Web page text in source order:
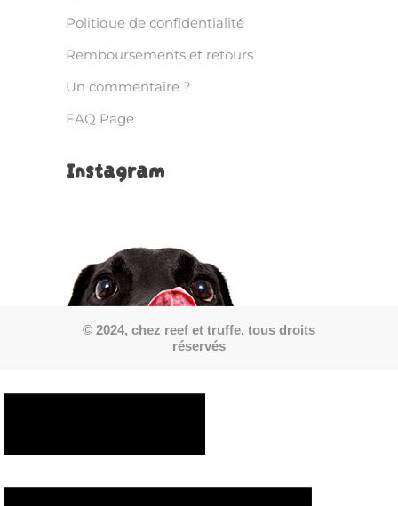
Politique de confidentialité
Remboursements et retours
Un commentaire ?
FAQ Page
Instagram
© 2024, chez reef et truffe, tous droits
réservés